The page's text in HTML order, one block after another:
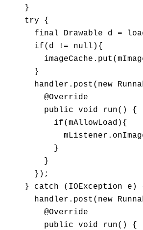
    }
    try {
final Drawable d =
      if(d != null){
      }
handler.post(new
        @Override
        public void run() {
          if(mAllowLoad){
          }
        }
      });
} catch (IOException e)
handler.post(new
        @Override
        public void run() {